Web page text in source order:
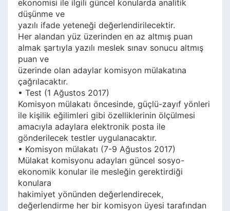
ekonomisi ile ilgili güncel konularda analitik
düşünme ve
yazılı ifade yeteneği değerlendirilecektir.
Her alandan yüz üzerinden en az altmış puan
almak şartıyla yazılı meslek sınav sonucu altmış
puan ve
üzerinde olan adaylar komisyon mülakatına
çağrılacaktır.
• Test (1 Ağustos 2017)
Komisyon mülakatı öncesinde, güçlü-zayıf yönleri
ile kişilik eğilimleri gibi özelliklerinin ölçülmesi
amacıyla adaylara elektronik posta ile
gönderilecek testler uygulanacaktır.
• Komisyon mülakatı (7-9 Ağustos 2017)
Mülakat komisyonu adayları güncel sosyo-
ekonomik konular ile mesleğin gerektirdiği
konulara
hakimiyet yönünden değerlendirecek,
değerlendirme her bir komisyon üyesi tarafından